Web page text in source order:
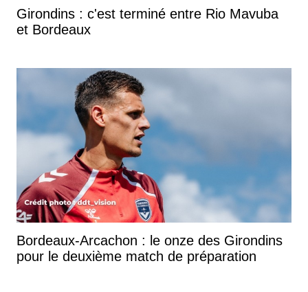
Girondins : c'est terminé entre Rio Mavuba
et Bordeaux
Bordeaux-Arcachon : le onze des Girondins
pour le deuxième match de préparation